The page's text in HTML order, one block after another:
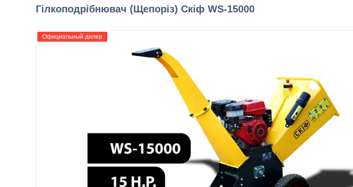
Гілкоподрібнювач (Щепоріз) Скіф WS-15000
Официальный дилер